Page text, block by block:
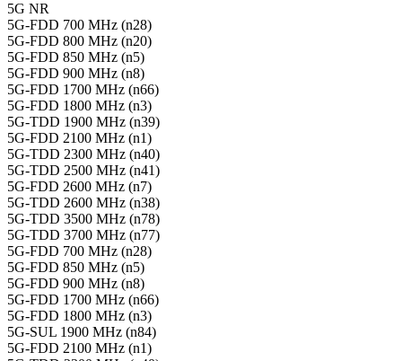
5G NR
5G-FDD 700 MHz (n28)
5G-FDD 800 MHz (n20)
5G-FDD 850 MHz (n5)
5G-FDD 900 MHz (n8)
5G-FDD 1700 MHz (n66)
5G-FDD 1800 MHz (n3)
5G-TDD 1900 MHz (n39)
5G-FDD 2100 MHz (n1)
5G-TDD 2300 MHz (n40)
5G-TDD 2500 MHz (n41)
5G-FDD 2600 MHz (n7)
5G-TDD 2600 MHz (n38)
5G-TDD 3500 MHz (n78)
5G-TDD 3700 MHz (n77)
5G-FDD 700 MHz (n28)
5G-FDD 850 MHz (n5)
5G-FDD 900 MHz (n8)
5G-FDD 1700 MHz (n66)
5G-FDD 1800 MHz (n3)
5G-SUL 1900 MHz (n84)
5G-FDD 2100 MHz (n1)